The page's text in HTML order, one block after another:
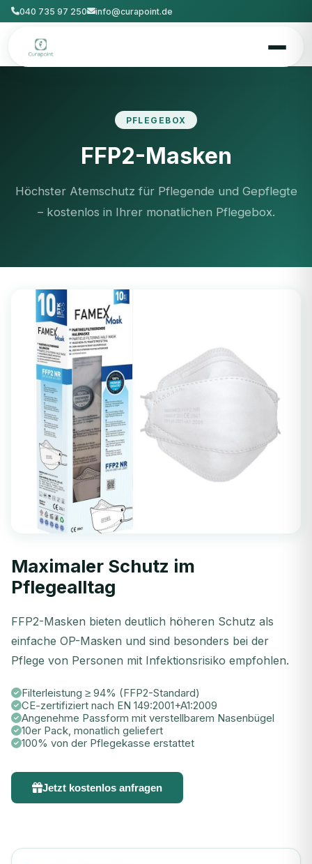
040 735 97 250 info@curapoint.de
PFLEGEBOX
FFP2-Masken
Höchster Atemschutz für Pflegende und Gepflegte
– kostenlos in Ihrer monatlichen Pflegebox.
Maximaler Schutz im
Pflegealltag
FFP2-Masken bieten deutlich höheren Schutz als
einfache OP-Masken und sind besonders bei der
Pflege von Personen mit Infektionsrisiko empfohlen.
Filterleistung ≥ 94% (FFP2-Standard)
CE-zertifiziert nach EN 149:2001+A1:2009
Angenehme Passform mit verstellbarem Nasenbügel
10er Pack, monatlich geliefert
100% von der Pflegekasse erstattet
Jetzt kostenlos anfragen